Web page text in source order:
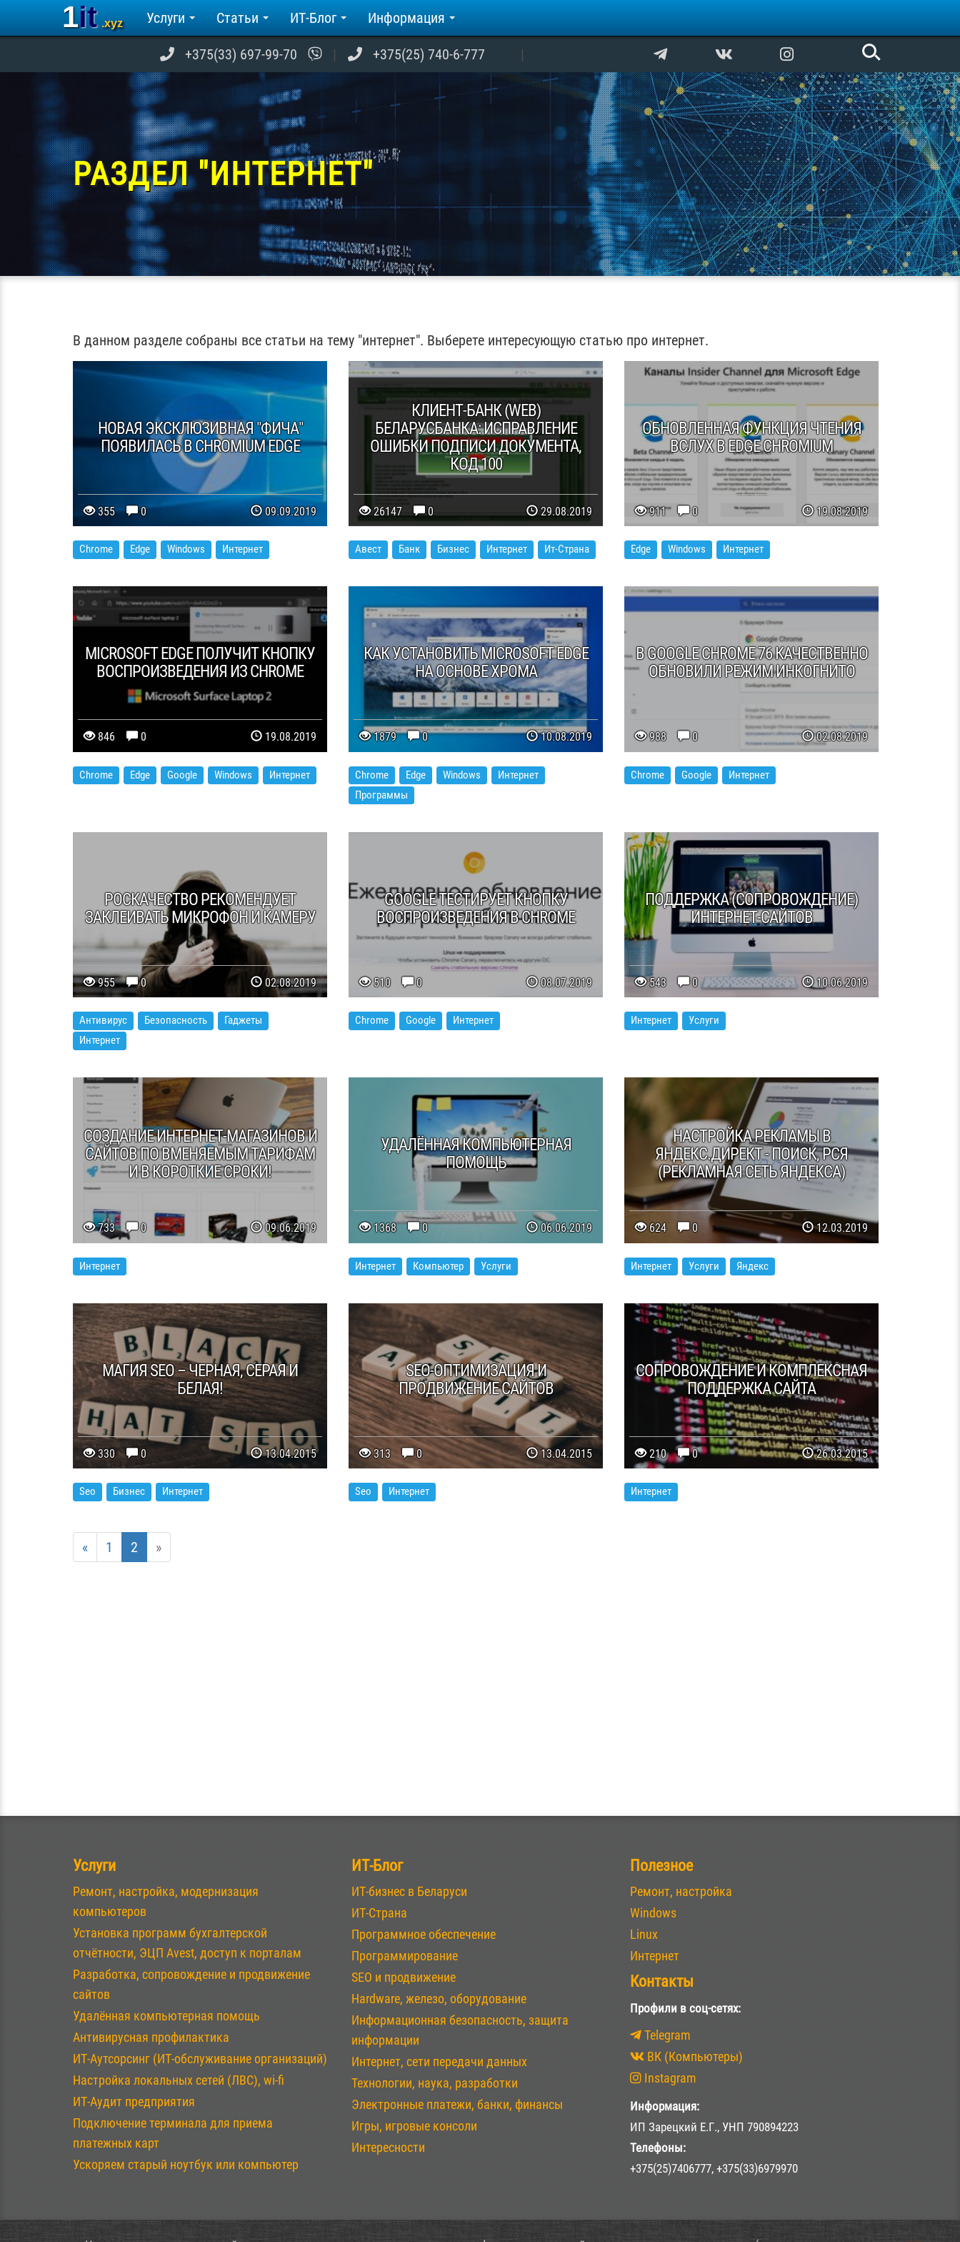
+375(33) 697-99-70 +375(25) 740-6-777
1it .xyz Услуги Статьи ИТ-Блог Информация
РАЗДЕЛ "ИНТЕРНЕТ"
В данном разделе собраны все статьи на тему "интернет". Выберете интересующую статью про интернет.
НОВАЯ ЭКСКЛЮЗИВНАЯ "ФИЧА"
ПОЯВИЛАСЬ В CHROMIUM EDGE
355 0 09.09.2019
Chrome Edge Windows Интернет
КЛИЕНТ-БАНК (WEB)
БЕЛАРУСБАНКА: ИСПРАВЛЕНИЕ
ОШИБКИ ПОДПИСИ ДОКУМЕНТА,
КОД 100
26147 0 29.08.2019
Авест Банк Бизнес Интернет Ит-Страна
ОБНОВЛЕННАЯ ФУНКЦИЯ ЧТЕНИЯ
ВСЛУХ В EDGE CHROMIUM
911 0 19.08.2019
Edge Windows Интернет
MICROSOFT EDGE ПОЛУЧИТ КНОПКУ
ВОСПРОИЗВЕДЕНИЯ ИЗ CHROME
846 0 19.08.2019
Chrome Edge Google Windows Интернет
КАК УСТАНОВИТЬ MICROSOFT EDGE
НА ОСНОВЕ ХРОМА
1879 0 10.08.2019
Chrome Edge Windows
Интернет
Программы
В GOOGLE CHROME 76 КАЧЕСТВЕННО
ОБНОВИЛИ РЕЖИМ ИНКОГНИТО
988 0 02.08.2019
Chrome Google Интернет
РОСКАЧЕСТВО РЕКОМЕНДУЕТ
ЗАКЛЕИВАТЬ МИКРОФОН И КАМЕРУ
955 0 02.08.2019
Антивирус Безопасность
Гаджеты
Интернет
GOOGLE ТЕСТИРУЕТ КНОПКУ
ВОСПРОИЗВЕДЕНИЯ В CHROME
510 0 08.07.2019
Chrome Google Интернет
ПОДДЕРЖКА (СОПРОВОЖДЕНИЕ)
ИНТЕРНЕТ-САЙТОВ
543 0 10.06.2019
Интернет Услуги
СОЗДАНИЕ ИНТЕРНЕТ-МАГАЗИНОВ И
САЙТОВ ПО ВМЕНЯЕМЫМ ТАРИФАМ
И В КОРОТКИЕ СРОКИ!
733 0 09.06.2019
Интернет
УДАЛЁННАЯ КОМПЬЮТЕРНАЯ
ПОМОЩЬ
1368 0 06.06.2019
Интернет Компьютер Услуги
НАСТРОЙКА РЕКЛАМЫ В
ЯНДЕКС.ДИРЕКТ - ПОИСК, РСЯ
(РЕКЛАМНАЯ СЕТЬ ЯНДЕКСА)
624 0 12.03.2019
Интернет Услуги Яндекс
МАГИЯ SEO – ЧЕРНАЯ, СЕРАЯ И
БЕЛАЯ!
330 0 13.04.2015
Seo Бизнес Интернет
SEO-ОПТИМИЗАЦИЯ И
ПРОДВИЖЕНИЕ САЙТОВ
313 0 13.04.2015
Seo Интернет
СОПРОВОЖДЕНИЕ И КОМПЛЕКСНАЯ
ПОДДЕРЖКА САЙТА
210 0 26.03.2015
Интернет
« 1 2 »
Услуги
Ремонт, настройка, модернизация
компьютеров
Установка программ бухгалтерской
отчётности, ЭЦП Avest, доступ к порталам
Разработка, сопровождение и продвижение
сайтов
Удалённая компьютерная помощь
Антивирусная профилактика
ИТ-Аутсорсинг (ИТ-обслуживание организаций)
Настройка локальных сетей (ЛВС), wi-fi
ИТ-Аудит предприятия
Подключение терминала для приема
платежных карт
Ускоряем старый ноутбук или компьютер
ИТ-Блог
ИТ-бизнес в Беларуси
ИТ-Страна
Программное обеспечение
Программирование
SEO и продвижение
Hardware, железо, оборудование
Информационная безопасность, защита
информации
Интернет, сети передачи данных
Технологии, наука, разработки
Электронные платежи, банки, финансы
Игры, игровые консоли
Интересности
Полезное
Ремонт, настройка
Windows
Linux
Интернет
Контакты
Профили в соц-сетях:
Telegram
ВК (Компьютеры)
Instagram
Информация:
ИП Зарецкий Е.Г., УНП 790894223
Телефоны:
+375(25)7406777, +375(33)6979970